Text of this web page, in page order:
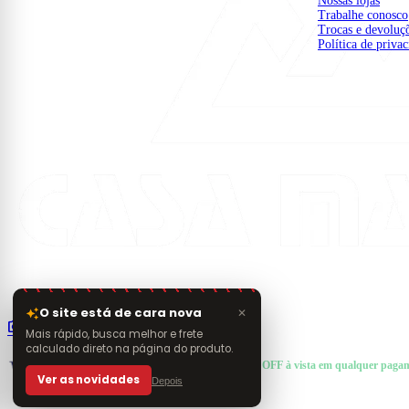
auto_awesomeO site está de cara nova ✕
Mais rápido, busca melhor e frete
calculado direto na página do produto.
Ver as novidades Depois
região. Da base aos detalhes finais da sua obra.
photo_camera public smart_display
Trabalhe conosco
Trocas e
Política de
FORMAS DE PAGAMENTO
6% OFF à vista em qualquer
© 2026 Casa Mattos · CNPJ 19.525.302/0001-01 · Rua Dr. Francisco de Barros, 261 —